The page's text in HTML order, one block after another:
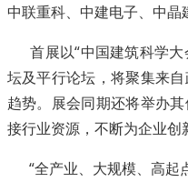
中联重科、中建电子、中
首展以“中国建筑科学大
坛及平行论坛，将聚集来
趋势。展会同期还将举办
接行业资源，不断为企业创
“全产业、大规模、高起